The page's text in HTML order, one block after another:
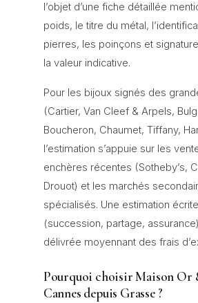
l’objet d’une fiche détaillée
poids, le titre du métal,
pierres, les poinçons et
la valeur indicative.
Pour les bijoux signés des
(Cartier, Van Cleef & Arpels,
Boucheron, Chaumet, Tiffany,
l’estimation s’appuie sur les
enchères récentes (Sotheby’s,
Drouot) et les marchés
spécialisés. Une estimation
(succession, partage,
délivrée moyennant des frais
Pourquoi choisir Maison Or
Cannes depuis Grasse ?